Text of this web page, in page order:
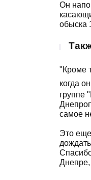
Он
обыска
"Кроме
когда
группе
самое
Это еще
Днепре,